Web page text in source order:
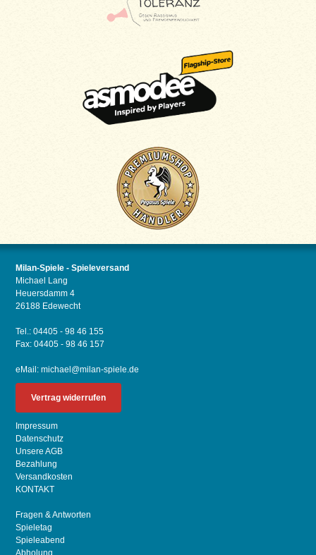
Milan-Spiele - Spieleversand
Michael Lang
Heuersdamm 4
26188 Edewecht
Tel.: 04405 - 98 46 155
Fax: 04405 - 98 46 157
eMail:michael@milan-spiele.de
Vertrag widerrufen
Impressum
Datenschutz
Unsere AGB
Bezahlung
Versandkosten
KONTAKT
Fragen & Antworten
Spieletag
Spieleabend
Abholung